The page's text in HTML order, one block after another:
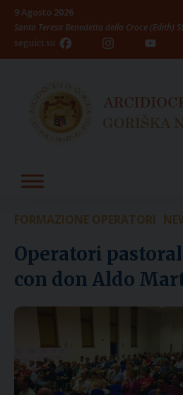
Skip
content
9 Agosto 2026
Santa Teresa Benedetta della Croce (Edith)
seguici su Facebook Instagram
FORMAZIONE OPERATORI
Operatori
con don Aldo